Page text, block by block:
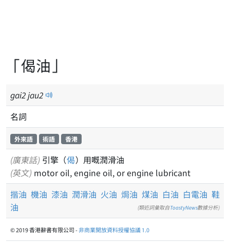
「偈油」
gai2jau2
名詞
外來語 術語 香港
(廣東話) 引擎（偈）用嘅潤滑油
(英文) motor oil, engine oil, or engine lubricant
揩油 機油 漆油 潤滑油 火油 焗油 煤油 白油 白電油 鞋
油
(類近詞彙取自ToastyNews數據分析)
© 2019 香港辭書有限公司 -非商業開放資料授權協議 1.0